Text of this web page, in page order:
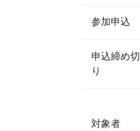
参加申込
申込締め切
り
対象者